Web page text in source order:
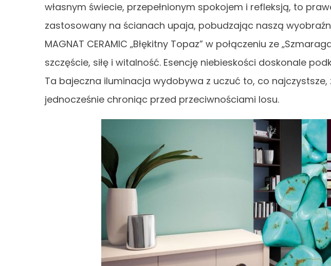
własnym świecie, przepełnionym spokojem i refleksją, to
zastosowany na ścianach upaja, pobudzając naszą
MAGNAT CERAMIC „Błękitny Topaz” w połączeniu ze
szczęście, siłę i witalność. Esencję niebieskości doskonale
Ta bajeczna iluminacja wydobywa z uczuć to, co najczystsze,
jednocześnie chroniąc przed przeciwnościami losu.